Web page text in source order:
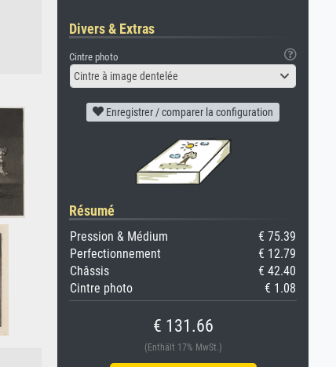
Divers & Extras
Cintre photo
Cintre à image dentelée
Enregistrer / comparer la configuration
Résumé
Pression & Médium
€ 75.39
Perfectionnement
€ 12.79
Châssis
€ 42.40
Cintre photo
€ 1.08
€ 131.66
(Enthält 17% MwSt.)